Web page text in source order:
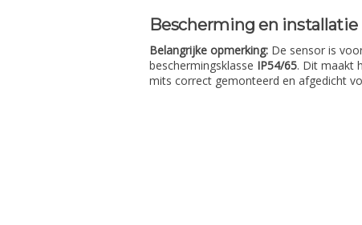
Bescherming en installatie
Belangrijke opmerking: De sensor is
beschermingsklasse IP54/65. Dit maakt
mits correct gemonteerd en afgedicht